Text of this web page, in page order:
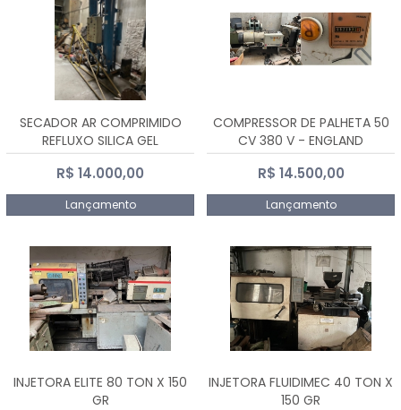
SECADOR AR COMPRIMIDO
REFLUXO SILICA GEL
R$ 14.000,00
Lançamento
COMPRESSOR DE PALHETA 50
CV 380 V - ENGLAND
R$ 14.500,00
Lançamento
INJETORA ELITE 80 TON X 150
GR
INJETORA FLUIDIMEC 40 TON X
150 GR